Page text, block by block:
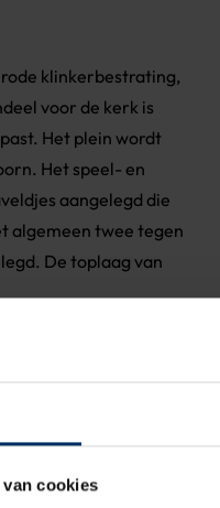
cookies
klinkerbestrating,
voor de kerk is
Het plein wordt
Het speel- en
aangelegd die
algemeen twee tegen
De toplaag van
als een
van asfalt
is water en
noodzakelijk voor
markten,